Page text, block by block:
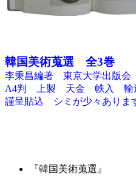
韓国美術蒐選 全3巻
李秉昌編著 東京大学出版
A4判 上製 天金 帙入 輸送
謹呈貼込 シミが少々ありま
『韓国美術蒐選』